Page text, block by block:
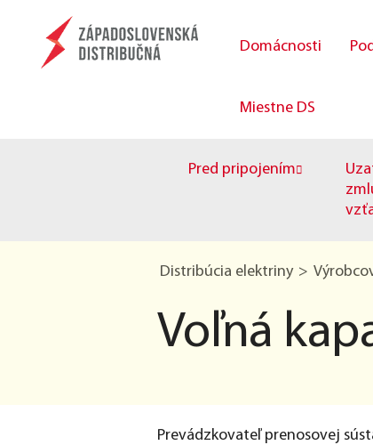
Domácnosti
Miestne DS
Pred pripojením
Distribúcia elektriny
Voľná
Prevádzkovateľ prenosovej